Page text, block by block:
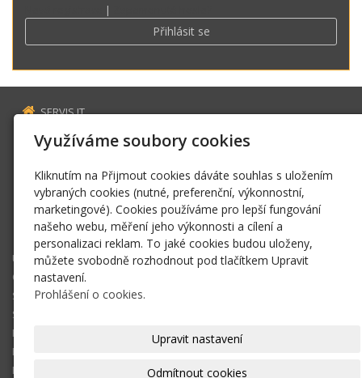
|
Přihlásit se
SERVIS IT
Estonská 2569
272 01 Kladno
servis@fillaus.cz
www.fillaus.cz
+420 606 163 784
sms zpráva
ÚVOD
OPRAVY ZAŘÍZENÍ
SPRÁVA SÍTĚ
SATELITNÍ A TV ROZVODY
KONTAKT
E-SHOP
KOŠÍK
Využíváme soubory cookies
Kliknutím na Přijmout cookies dáváte souhlas s uložením
vybraných cookies (nutné, preferenční, výkonnostní,
marketingové). Cookies používáme pro lepší fungování
našeho webu, měření jeho výkonnosti a cílení a
personalizaci reklam. To jaké cookies budou uloženy,
můžete svobodně rozhodnout pod tlačítkem Upravit
nastavení.
Prohlášení o cookies.
Upravit nastavení
Odmítnout cookies